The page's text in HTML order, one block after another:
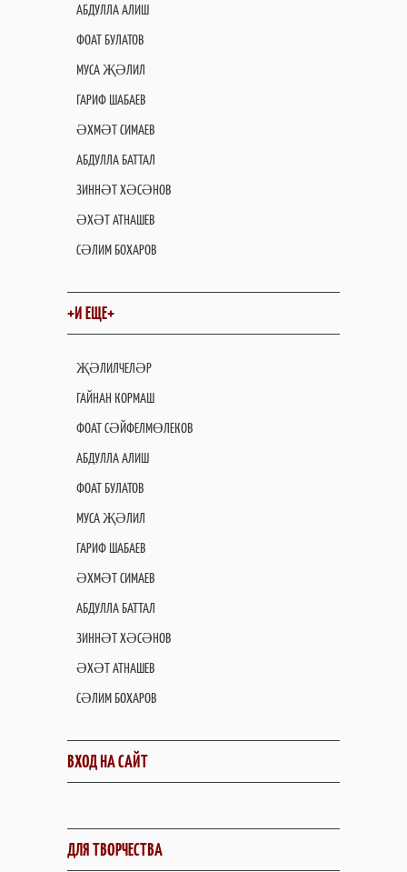
АБДУЛЛА АЛИШ
ФОАТ БУЛАТОВ
МУСА ҖӘЛИЛ
ГАРИФ ШАБАЕВ
ӘХМӘТ СИМАЕВ
АБДУЛЛА БАТТАЛ
ЗИННӘТ ХӘСӘНОВ
ӘХӘТ АТНАШЕВ
СӘЛИМ БОХАРОВ
+И ЕЩЕ+
ҖӘЛИЛЧЕЛӘР
ГАЙНАН КОРМАШ
ФОАТ СӘЙФЕЛМӨЛЕКОВ
АБДУЛЛА АЛИШ
ФОАТ БУЛАТОВ
МУСА ҖӘЛИЛ
ГАРИФ ШАБАЕВ
ӘХМӘТ СИМАЕВ
АБДУЛЛА БАТТАЛ
ЗИННӘТ ХӘСӘНОВ
ӘХӘТ АТНАШЕВ
СӘЛИМ БОХАРОВ
ВХОД НА САЙТ
ДЛЯ ТВОРЧЕСТВА